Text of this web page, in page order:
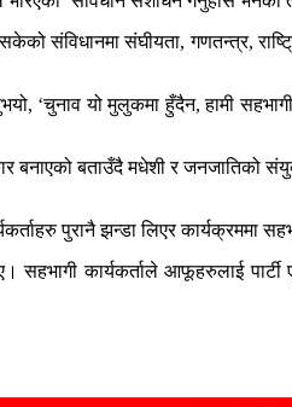
संघीयता, गणतन्त्र,
‘चुनाव यो मुलुकमा हुँदैन, हामी
बनाएको बताउँदै मधेशी र जनजातिको
पुरानै झन्डा लिएर कार्यक्रममा
सहभागी कार्यकर्ताले आफूहरुलाई